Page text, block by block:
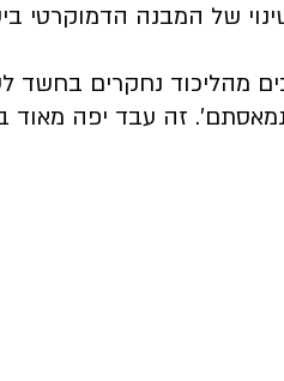
של המבנה הדמוקרטי
מהליכוד נחקרים בחשד
זה עבד יפה מאוד